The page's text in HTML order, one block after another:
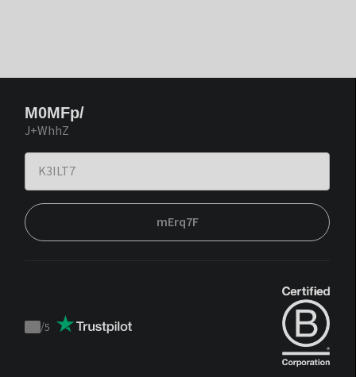
M0MFp/
J+WhhZ
mErq7F
Trustpilot
/5